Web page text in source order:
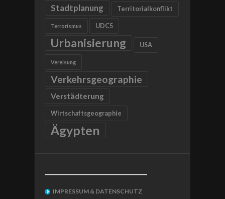
Stadtplanung Territorialkonflikt
Terrorismus UDC5
Urbanisierung USA
Vereisung
Verkehrsgeographie
Verstädterung
Wirtschaftsgeographie
Ägypten
IMPRESSUM & DATENSCHUTZ